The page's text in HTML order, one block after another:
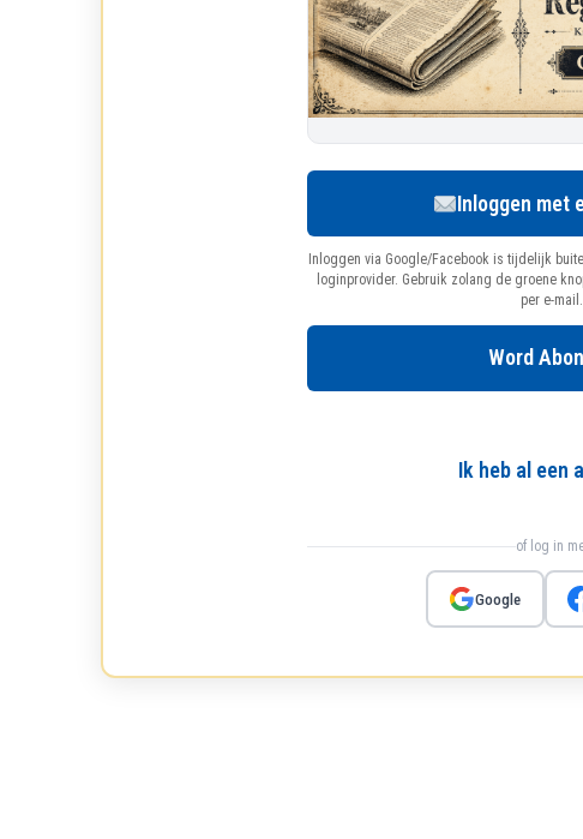
Inloggen met
Inloggen via Google/Facebook is tijdelijk
loginprovider. Gebruik zolang de groene
per e-mail.
Word
Ik heb al een
of log in
Google